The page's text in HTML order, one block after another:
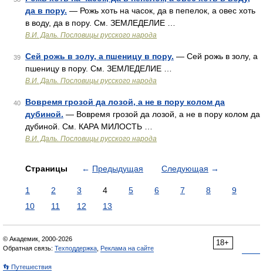
да в пору. — Рожь хоть на часок, да в пепелок, а овес хоть
в воду, да в пору. См. ЗЕМЛЕДЕЛИЕ …
В.И. Даль. Пословицы русского народа
39 Сей рожь в золу, а пшеницу в пору. — Сей рожь в золу, а
пшеницу в пору. См. ЗЕМЛЕДЕЛИЕ …
В.И. Даль. Пословицы русского народа
40
Вовремя грозой да лозой, а не в пору колом да
дубиной. — Вовремя грозой да лозой, а не в пору колом да
дубиной. См. КАРА МИЛОСТЬ …
В.И. Даль. Пословицы русского народа
Страницы ← Предыдущая Следующая →
1 2 3 4 5 6 7 8
9
10
11 12 13
18+
© Академик, 2000-2026
Обратная связь: Техподдержка Реклама на сайте
👣 Путешествия